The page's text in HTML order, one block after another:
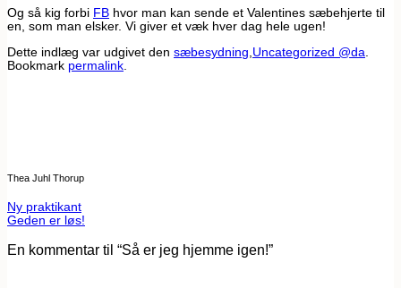
Og så kig forbi FB hvor man kan sende et Valentines sæbehjerte til
en, som man elsker. Vi giver et væk hver dag hele ugen!
Dette indlæg var udgivet den sæbesydning Uncategorized @da
Bookmark permalink
Thea Juhl Thorup
Ny praktikant
Geden er løs!
En kommentar til “Så er jeg hjemme igen!”